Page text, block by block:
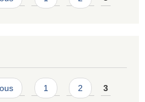
1 2 3